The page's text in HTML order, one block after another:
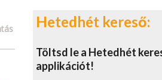
Hetedhét kereső:
Töltsd le a Hetedhét
applikációt!